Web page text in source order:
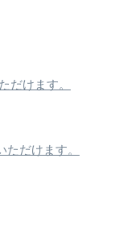
だけます。
だけます。